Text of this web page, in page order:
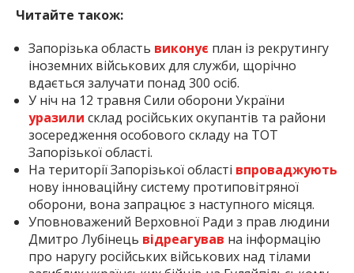
Читайте також:
Запорізька область виконує план із рекрутингу
іноземних військових для служби, щорічно
вдається залучати понад 300 осіб.
У ніч на 12 травня Сили оборони України
уразили склад російських окупантів та райони
зосередження особового складу на ТОТ
Запорізької області.
На території Запорізької області впроваджують
нову інноваційну систему протиповітряної
оборони, вона запрацює з наступного місяця.
Уповноважений Верховної Ради з прав людини
Дмитро Лубінець відреагував на інформацію
про наругу російських військових над тілами